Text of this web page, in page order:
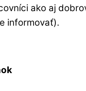
ako aj
informovať).